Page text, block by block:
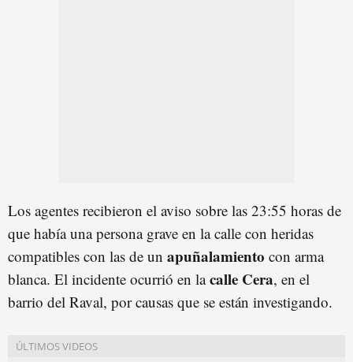
Los agentes recibieron el aviso sobre las 23:55 horas de
que había una persona grave en la calle con heridas
compatibles con las de un apuñalamiento con arma
blanca. El incidente ocurrió en lacalle Cera, en el
barrio del Raval, por causas que se están investigando.